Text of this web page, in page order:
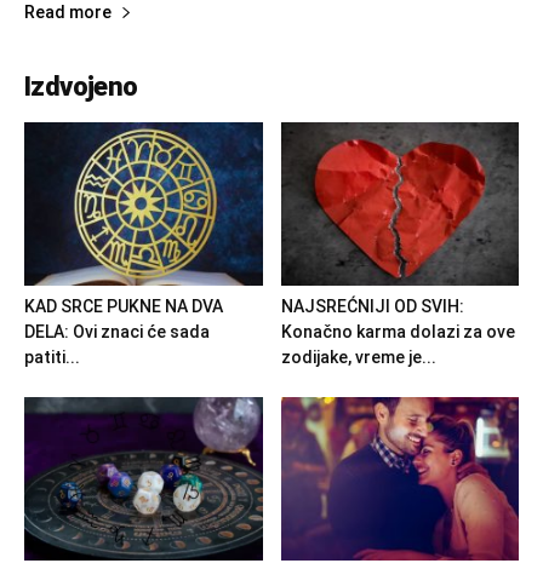
Read more
Izdvojeno
KAD SRCE PUKNE NA DVA
DELA: Ovi znaci će sada
patiti...
NAJSREĆNIJI OD SVIH:
Konačno karma dolazi za ove
zodijake, vreme je...